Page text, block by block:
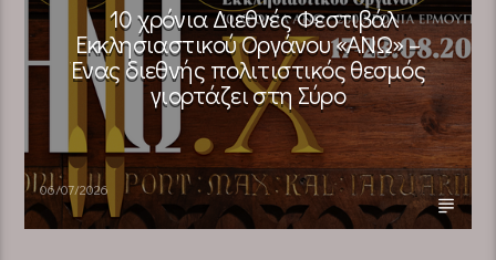
10 χρόνια Διεθνές Φεστιβάλ
Εκκλησιαστικού Οργάνου «ΑΝΩ» –
Ένας διεθνής πολιτιστικός θεσμός
γιορτάζει στη Σύρο​
06/07/2026